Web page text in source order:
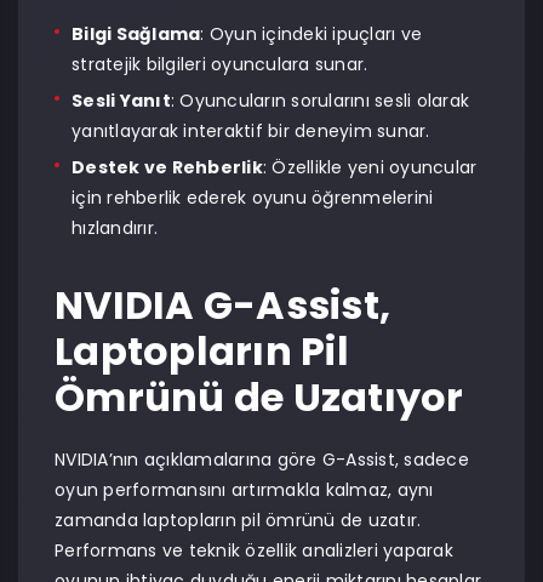
Bilgi Sağlama: Oyun içindeki ipuçları ve
stratejik bilgileri oyunculara sunar.
Sesli Yanıt: Oyuncuların sorularını sesli olarak
yanıtlayarak interaktif bir deneyim sunar.
Destek ve Rehberlik: Özellikle yeni oyuncular
için rehberlik ederek oyunu öğrenmelerini
hızlandırır.
NVIDIA G-Assist,
Laptopların Pil
Ömrünü de Uzatıyor
NVIDIA’nın açıklamalarına göre G-Assist, sadece
oyun performansını artırmakla kalmaz, aynı
zamanda laptopların pil ömrünü de uzatır.
Performans ve teknik özellik analizleri yaparak